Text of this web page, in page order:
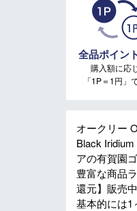
全品ポイン
購入額に応
「1P＝1円」
オークリー
Black
アの有賀園
豊富な商品
還元】販売中
基本的には1